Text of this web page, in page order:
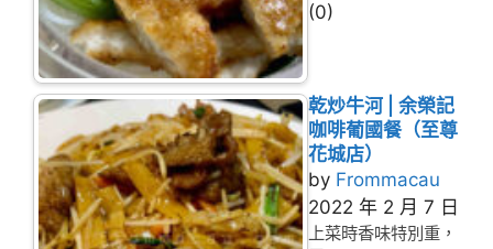
(0)
乾炒牛河 | 余榮記
咖啡葡國餐（至尊
花城店）
by Frommacau
2022 年 2 月 7 日
上菜時香味特別重，